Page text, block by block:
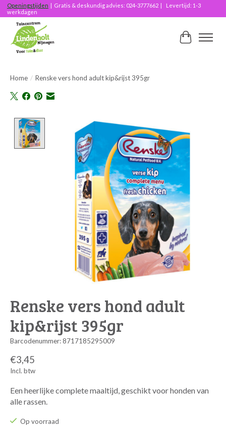
Openingstijden | Gratis & deskundig advies: 024-3777662 | Levertijd: 1-3
werkdagen
Home / Renske vers hond adult kip&rijst 395gr
Product image slideshow Items
Renske vers hond adult
kip&rijst 395gr
Barcodenummer: 8717185295009
€3,45
Incl. btw
Een heerlijke complete maaltijd, geschikt voor honden van
alle rassen.
Op voorraad